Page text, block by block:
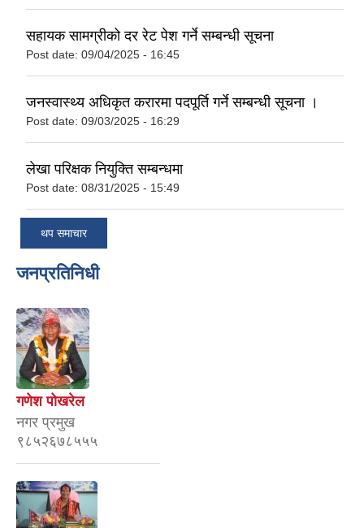
सहायक सामग्रीको दर रेट पेश गर्ने सम्बन्धी सूचना
Post date: 09/04/2025 - 16:45
जनस्वास्थ्य अधिकृत करारमा पदपूर्ति गर्ने सम्बन्धी सूचना ।
Post date: 09/03/2025 - 16:29
लेखा परिक्षक नियुक्ति सम्बन्धमा
Post date: 08/31/2025 - 15:49
थप समाचार
जनप्रतिनिधी
गणेश पोखरेल
नगर प्रमुख
९८५२६७८५५५